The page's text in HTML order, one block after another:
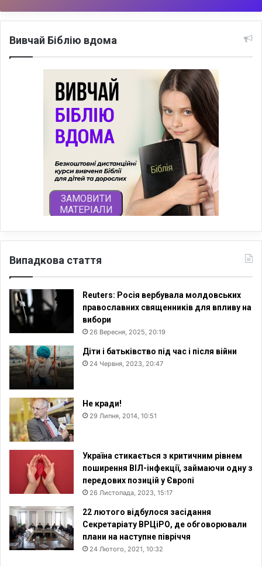
Вивчай Біблію вдома
Випадкова стаття
Reuters: Росія вербувала молдовських
православних священників для впливу на
вибори
26 Вересня, 2025, 20:19
Діти і батьківство під час і після війни
24 Червня, 2023, 20:47
Не кради!
29 Липня, 2014, 10:51
Україна стикається з критичним рівнем
поширення ВІЛ-інфекції, займаючи одну з
передових позицій у Європі
26 Листопада, 2023, 15:17
22 лютого відбулося засідання
Секретаріату ВРЦіРО, де обговорювали
плани на наступне півріччя
24 Лютого, 2021, 10:32